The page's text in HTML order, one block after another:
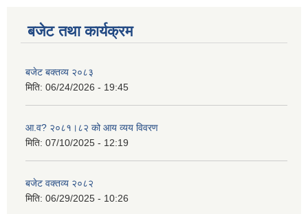
बजेट तथा कार्यक्रम
बजेट बक्तव्य २०८३
मिति: 06/24/2026 - 19:45
आ.व? २०८१।८२ को आय व्यय विवरण
मिति: 07/10/2025 - 12:19
बजेट वक्तव्य २०८२
मिति: 06/29/2025 - 10:26